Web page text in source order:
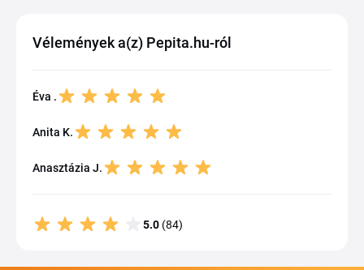
Vélemények a(z) Pepita.hu-ról
Éva .
Anita K.
Anasztázia J.
5.0 (84)